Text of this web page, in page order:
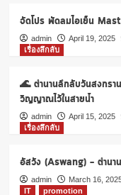
จาก
จัดโปร พัดลมไอเย็น
admin April 19, 2025
เรื่องลึกลับ
🌊 ตำนานลึกลับวันสงกรา
วิญญาณไว้ในสายน้ำ
admin April 15, 2025
เรื่องลึกลับ
อัสวัง (Aswang) – ตำนา
admin March 16,
IT
promotion